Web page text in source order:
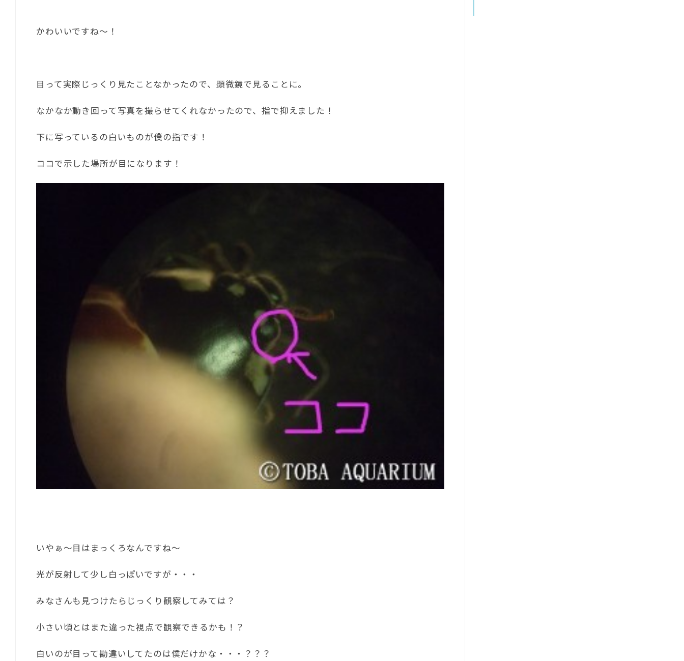
かわいいですね～！
目って実際じっくり見たことなかったので、顕微鏡で見ることに。
なかなか動き回って写真を撮らせてくれなかったので、指で抑えました！
下に写っているの白いものが僕の指です！
ココで示した場所が目になります！
いやぁ～目はまっくろなんですね～
光が反射して少し白っぽいですが・・・
みなさんも見つけたらじっくり観察してみては？
小さい頃とはまた違った視点で観察できるかも！？
白いのが目って勘違いしてたのは僕だけかな・・・？？？